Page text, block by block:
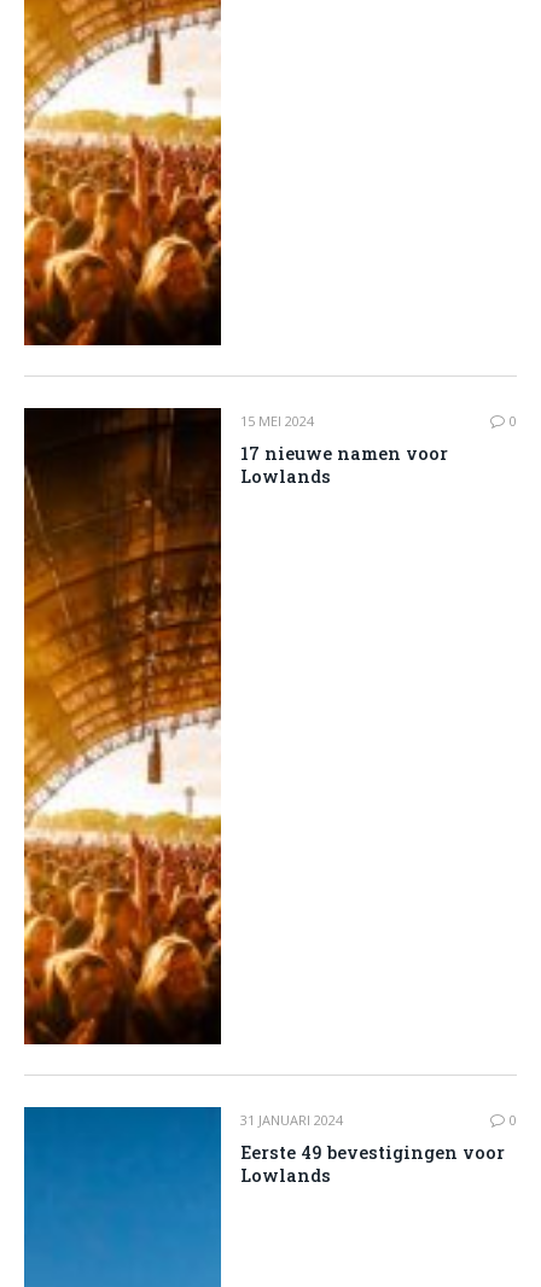
15 MEI 2024 0
17 nieuwe namen voor
Lowlands
31 JANUARI 2024 0
Eerste 49 bevestigingen voor
Lowlands